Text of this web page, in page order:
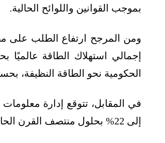
بموجب القوانين واللوائح الحالية.
الحكومية نحو الطاقة النظيفة،
إلى 22% بحلول منتصف القرن الحالي.